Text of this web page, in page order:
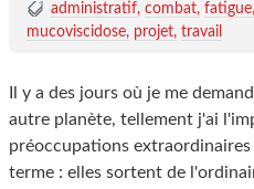
administratif combat fatigue
mucoviscidose projet travail
Il y a des jours où je me
autre planète, tellement j'ai
préoccupations
terme : elles sortent de